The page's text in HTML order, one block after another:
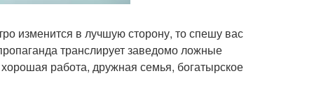
изменится в лучшую сторону, то спешу вас
транслирует заведомо ложные
работа, дружная семья, богатырское